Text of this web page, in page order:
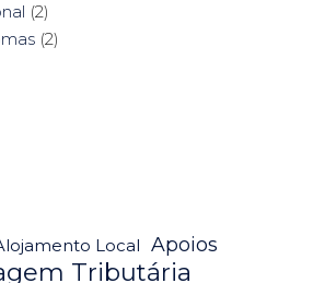
(2)
(2)
Local
Apoios
Tributária